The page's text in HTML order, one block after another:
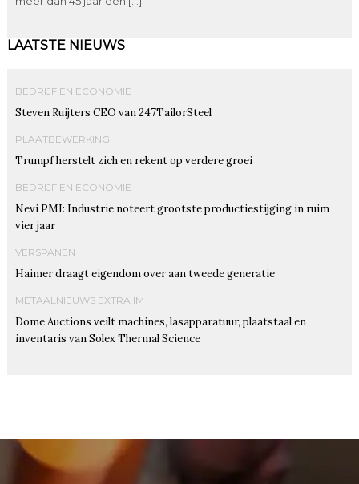
LAATSTE NIEUWS
BEDRIJF EN ECONOMIE
Steven Ruijters CEO van 247TailorSteel
PLAATBEWERKING
Trumpf herstelt zich en rekent op verdere groei
BEDRIJF EN ECONOMIE
Nevi PMI: Industrie noteert grootste productiestijging in ruim
vier jaar
VERSPANEN
Haimer draagt eigendom over aan tweede generatie
METAALNIEUWS EXTRA IM
Dome Auctions veilt machines, lasapparatuur, plaatstaal en
inventaris van Solex Thermal Science